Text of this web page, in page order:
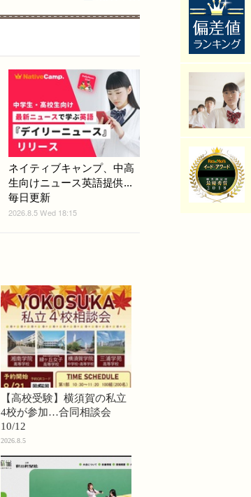
ネイティブキャンプ、中高
生向けニュース英語提供...
毎日更新
2026.8.5 Wed 18:15
【高校受験】横須賀の私立
4校が参加…合同相談会
10/12
2026.8.5